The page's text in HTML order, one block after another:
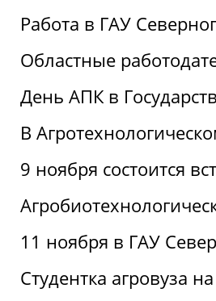
Работа в ГАУ
Областные
День АПК в
В
9 ноября состоится
11 ноября в ГАУ
Студентка агровуза